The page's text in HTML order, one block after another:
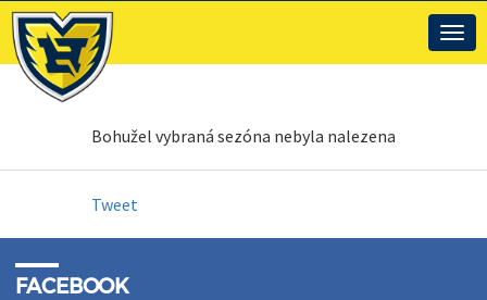
Bohužel vybraná sezóna nebyla nalezena
Tweet
FACEBOOK